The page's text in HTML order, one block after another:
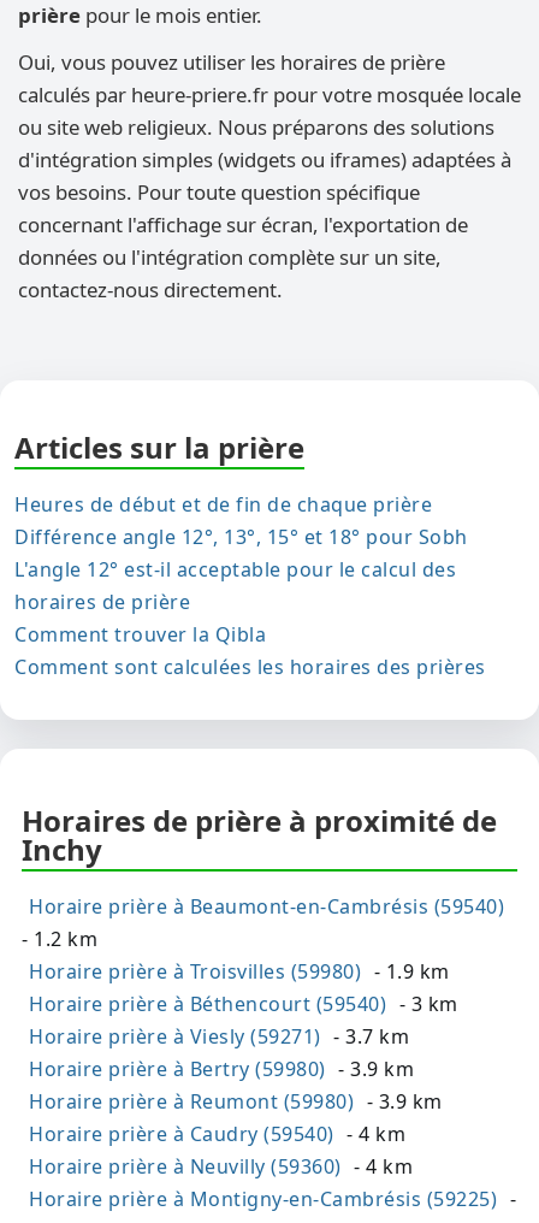
prière pour le mois entier.
Oui, vous pouvez utiliser les horaires de prière
calculés par heure-priere.fr pour votre mosquée locale
ou site web religieux. Nous préparons des solutions
d'intégration simples (widgets ou iframes) adaptées à
vos besoins. Pour toute question spécifique
concernant l'affichage sur écran, l'exportation de
données ou l'intégration complète sur un site,
contactez-nous directement.
Articles sur la prière
Heures de début et de fin de chaque prière
Différence angle 12°, 13°, 15° et 18° pour Sobh
L'angle 12° est-il acceptable pour le calcul des
horaires de prière
Comment trouver la Qibla
Comment sont calculées les horaires des prières
Horaires de prière à proximité de
Inchy
Horaire prière à Beaumont-en-Cambrésis (59540)
- 1.2 km
Horaire prière à Troisvilles (59980) - 1.9 km
Horaire prière à Béthencourt (59540) - 3 km
Horaire prière à Viesly (59271) - 3.7 km
Horaire prière à Bertry (59980) - 3.9 km
Horaire prière à Reumont (59980) - 3.9 km
Horaire prière à Caudry (59540) - 4 km
Horaire prière à Neuvilly (59360) - 4 km
Horaire prière à Montigny-en-Cambrésis (59225) -